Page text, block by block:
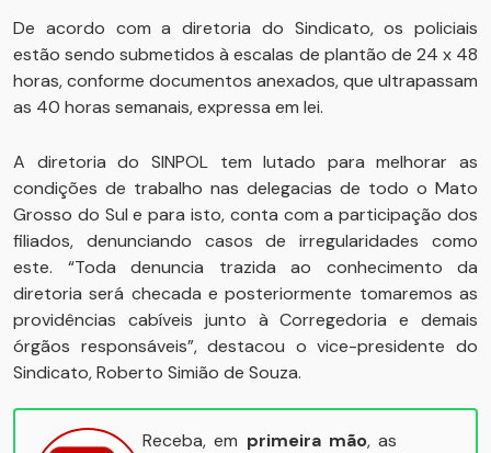
De acordo com a diretoria do Sindicato, os policiais
estão sendo submetidos à escalas de plantão de 24 x 48
horas, conforme documentos anexados, que ultrapassam
as 40 horas semanais, expressa em lei.
A diretoria do SINPOL tem lutado para melhorar as
condições de trabalho nas delegacias de todo o Mato
Grosso do Sul e para isto, conta com a participação dos
filiados, denunciando casos de irregularidades como
este. “Toda denuncia trazida ao conhecimento da
diretoria será checada e posteriormente tomaremos as
providências cabíveis junto à Corregedoria e demais
órgãos responsáveis”, destacou o vice-presidente do
Sindicato, Roberto Simião de Souza.
Receba, em primeira mão, as